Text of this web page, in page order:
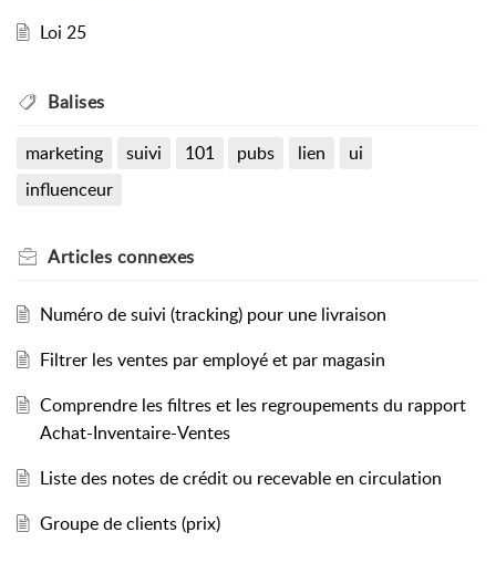
Loi 25
Balises
marketing suivi 101 pubs lien
ui
influenceur
Articles connexes
Numéro de suivi (tracking) pour une livraison
Filtrer les ventes par employé et par magasin
Comprendre les filtres et les regroupements du rapport
Achat-Inventaire-Ventes
Liste des notes de crédit ou recevable en circulation
Groupe de clients (prix)